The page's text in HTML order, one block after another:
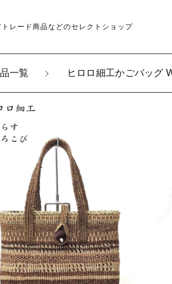
レード商品などのセレクトショップ
一覧 ヒロロ細工かごバッグ
細工かごバッグ W24 伝統的工芸品
ングを続ける